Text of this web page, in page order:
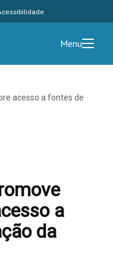
Menu
acesso a fontes de
a
da